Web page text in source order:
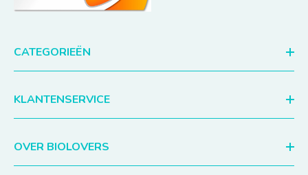
CATEGORIEËN
KLANTENSERVICE
OVER BIOLOVERS